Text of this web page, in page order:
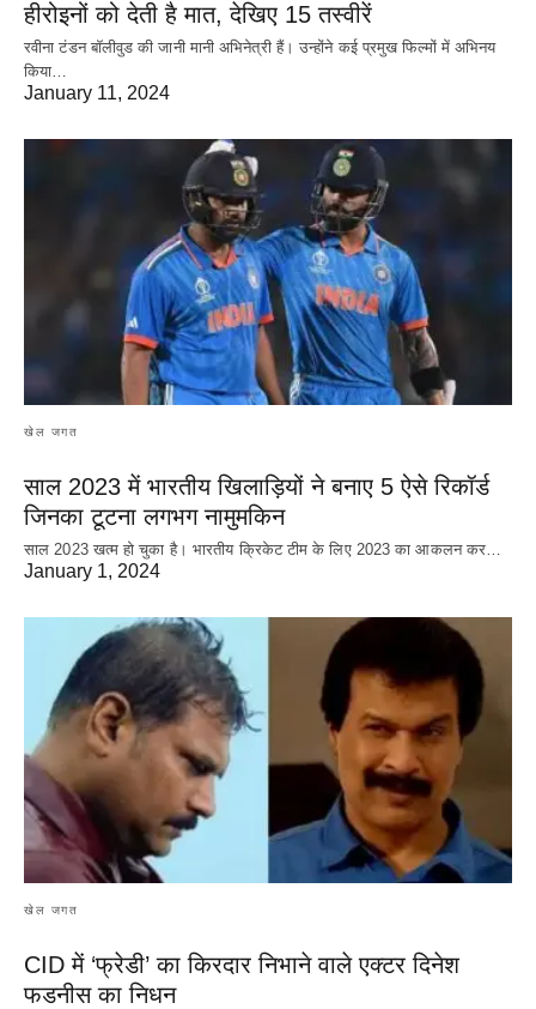
हीरोइनों को देती है मात, देखिए 15 तस्वीरें
रवीना टंडन बॉलीवुड की जानी मानी अभिनेत्री हैं। उन्होंने कई प्रमुख फिल्मों में अभिनय
किया…
January 11, 2024
खेल जगत
साल 2023 में भारतीय खिलाड़ियों ने बनाए 5 ऐसे रिकॉर्ड
जिनका टूटना लगभग नामुमकिन
साल 2023 खत्म हो चुका है। भारतीय क्रिकेट‌ टीम के लिए 2023 का आकलन कर…
January 1, 2024
खेल जगत
CID में ‘फ्रेडी’ का किरदार निभाने वाले एक्टर दिनेश
फडनीस का निधन